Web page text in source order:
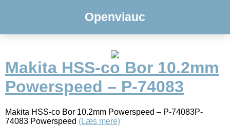
Openviauc
Makita HSS-co Bor 10.2mm
Powerspeed – P-74083
Makita HSS-co Bor 10.2mm Powerspeed – P-74083P-
74083 Powerspeed (Læs mere)